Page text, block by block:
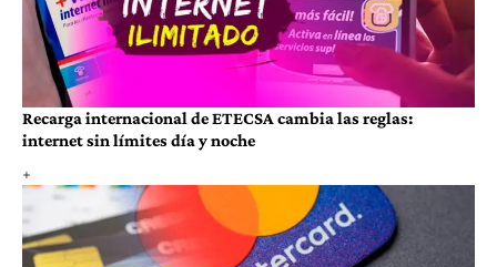
Recarga internacional de ETECSA cambia las reglas:
internet sin límites día y noche